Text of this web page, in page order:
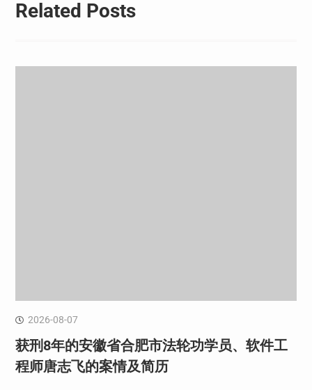
Related Posts
2026-08-07
获刑8年的安徽省合肥市法轮功学员、软件工
程师唐志飞的案情及简历